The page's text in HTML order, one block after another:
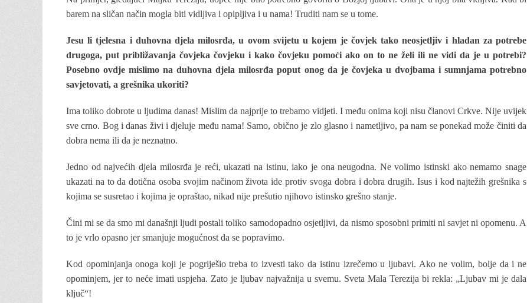
barem na sličan način mogla biti vidljiva i opipljiva i u nama! Truditi nam se u tome.
Jesu li tjelesna i duhovna djela milosrđa, u ovom svijetu u kojem je čovjek tako neosjetljiv i hladan za potrebe
drugoga, put približavanja čovjeka čovjeku i kako čovjeku pomoći ako on to ne želi ili ne vidi da je u potrebi?
Posebno ovdje mislimo na duhovna djela milosrđa poput onog da je čovjeka u dvojbama i sumnjama potrebno
savjetovati, a grešnika ukoriti?
Ima toliko dobrote u ljudima danas! Mislim da najprije to trebamo vidjeti. I među onima koji nisu članovi Crkve. Nije uvijek
sve crno. Bog i danas živi i djeluje među nama! Samo, obično je zlo glasno i nametljivo, pa nam se ponekad može činiti da
dobra nema ili da je neznatno.
Jedno od najvećih djela milosrđa je reći, ukazati na istinu, iako je ona neugodna. Ne volimo istinski ako nemamo snage
ukazati na to da dotična osoba svojim načinom života ide protiv svoga dobra i dobra drugih. Isus i kod najtežih grešnika s
kojima se susretao i kojima je opraštao, nikad nije prešutio njihovo istinsko grešno stanje.
Čini mi se da smo mi današnji ljudi postali toliko samodopadno osjetljivi, da nismo sposobni primiti ni savjet ni opomenu. A
to je vrlo opasno jer smanjuje mogućnost da se popravimo.
Kod opominjanja onoga koji je pogriješio treba to izvesti tako da istinu izrečemo u ljubavi. Ako ne volim, bolje da i ne
opominjem, jer to neće imati uspjeha. Zato je ljubav najvažnija u svemu. Sveta Mala Terezija bi rekla: „Ljubav mi je dala
ključ“!